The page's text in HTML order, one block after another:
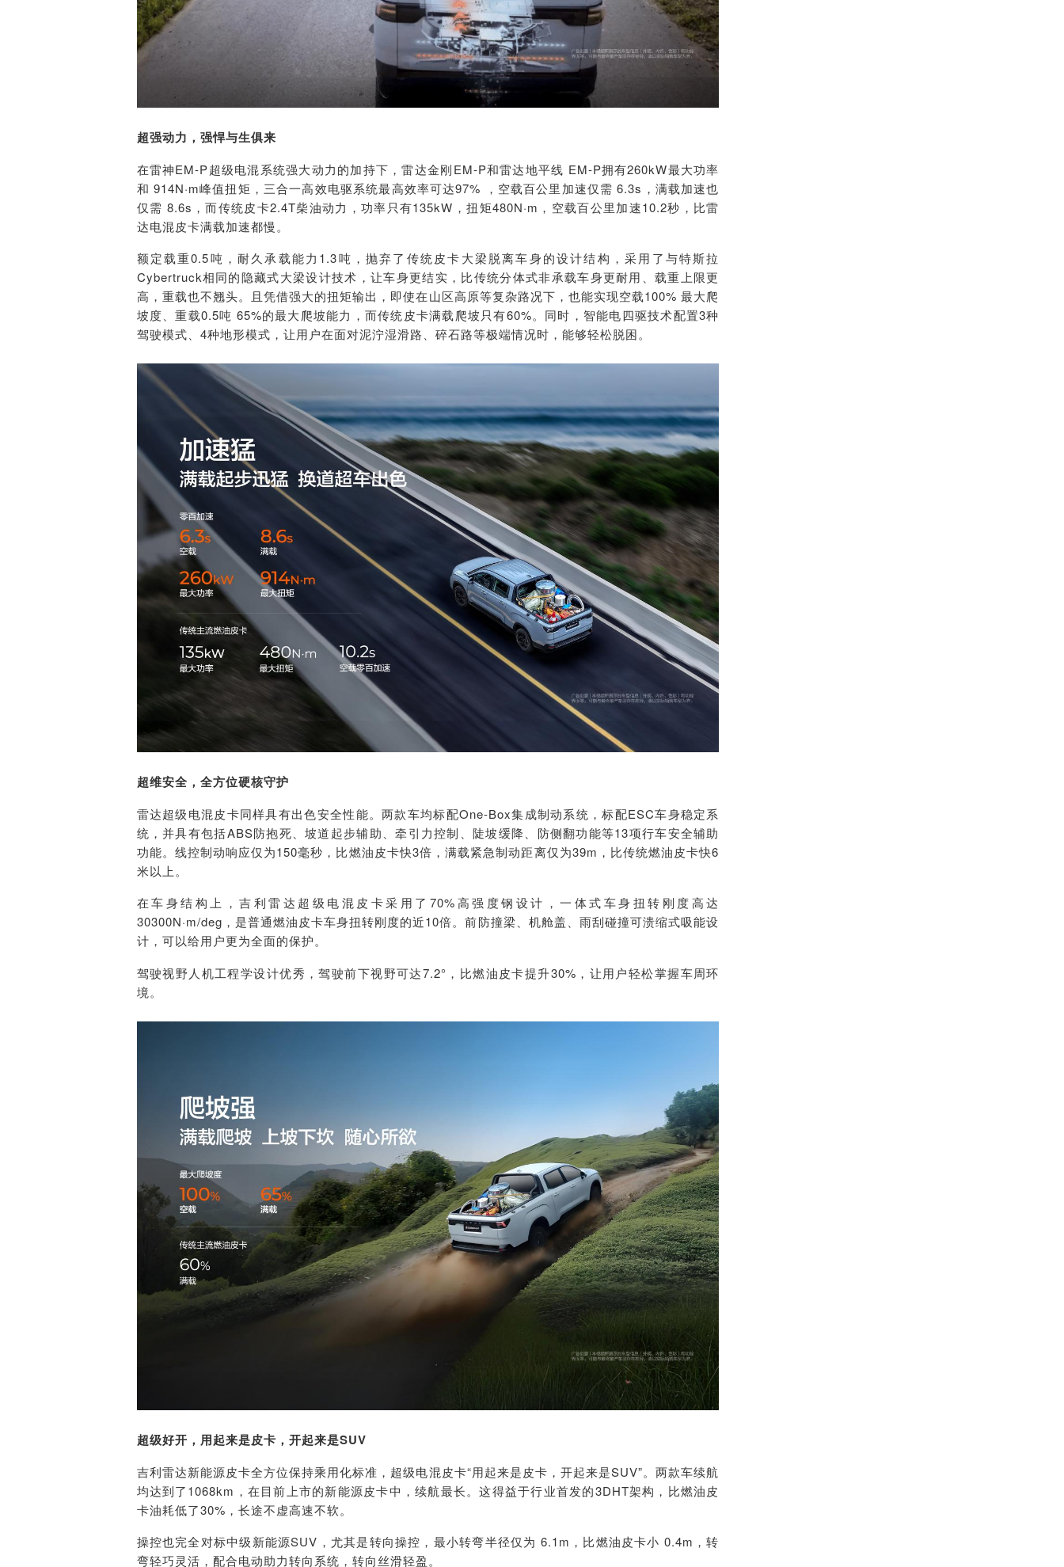
超强动力，强悍与生俱来
在雷神EM-P超级电混系统强大动力的加持下，雷达金刚EM-P和雷达地平线 EM-P拥有260kW最大功率
和 914N·m峰值扭矩， 三合一高效电驱系统最高效率可达97% ， 空载百公里加速仅需 6.3s，满载加速也
仅需 8.6s，而传统皮卡2.4T柴油动力，功率只有135kW，扭矩480N·m，空载百公里加速10.2秒，比雷
达电混皮卡满载加速都慢。
额定载重0.5吨，耐久承载能力1.3吨，抛弃了传统皮卡大梁脱离车身的设计结构，采用了与特斯拉
Cybertruck相同的隐藏式大梁设计技术，让车身更结实，比传统分体式非承载车身更耐用、载重上限更
高，重载也不翘头。
且凭借强大的扭矩输出，即使在山区高原等复杂路况下，也能实现空载100% 最大爬
坡度、重载0.5吨 65%的最大爬坡能力，而传统皮卡满载爬坡只有60%。同时，智能电四驱技术配置3种
驾驶模式、4种地形模式，让用户在面对泥泞湿滑路、碎石路等极端情况时，能够轻松脱困。
超维安全，全方位硬核守护
雷达超级电混皮卡同样具有出色安全性能。两款车均标配One-Box集成制动系统，标配ESC车身稳定系
统，并具有包括ABS防抱死、坡道起步辅助、牵引力控制、陡坡缓降、防侧翻功能等13项行车安全辅助
功能。线控制动响应仅为150毫秒，比燃油皮卡快3倍，满载紧急制动距离仅为39m，比传统燃油皮卡快6
米以上。
在车身结构上，吉利雷达超级电混皮卡采用了70%高强度钢设计，一体式车身扭转刚度高达
30300N·m/deg， 是普通燃油皮卡车身扭转刚度的近10倍。前防撞梁、机舱盖、雨刮碰撞可溃缩式吸能设
计，可以给用户更为全面的保护。
驾驶视野人机工程学设计优秀，驾驶前下视野可达7.2°，比燃油皮卡提升30%，让用户轻松掌握车周环
境。
超级好开，用起来是皮卡，开起来是SUV
吉利雷达新能源皮卡全方位保持乘用化标准，超级电混皮卡“用起来是皮卡，开起来是SUV”。两款车续航
均达到了1068km，在目前上市的新能源皮卡中，续航最长。这得益于行业首发的3DHT架构，比燃油皮
卡油耗低了30%，长途不虚高速不软。
操控也完全对标中级新能源SUV，尤其是转向操控， 最小转弯半径仅为 6.1m，比燃油皮卡小 0.4m，转
弯轻巧灵活，配合电动助力转向系统，转向丝滑轻盈。